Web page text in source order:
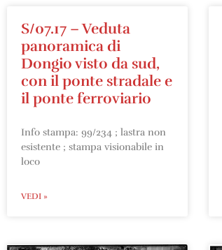
S/07.17 – Veduta
panoramica di
Dongio visto da sud,
con il ponte stradale e
il ponte ferroviario
Info stampa: 99/234 ; lastra non
esistente ; stampa visionabile in
loco
VEDI »